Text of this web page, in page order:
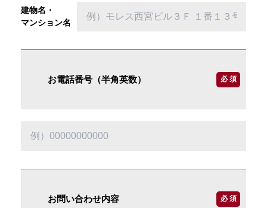
建物名・
マンション名
お電話番号（半角英数） 必 須
お問い合わせ内容 必 須